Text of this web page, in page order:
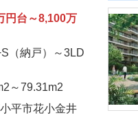
円台～8,100万
（納戸）～3LD
2 ～79.31m2
平市花小金井